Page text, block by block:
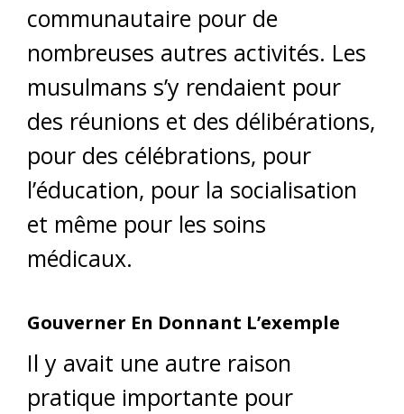
communautaire pour de
nombreuses autres activités. Les
musulmans s’y rendaient pour
des réunions et des délibérations,
pour des célébrations, pour
l’éducation, pour la socialisation
et même pour les soins
médicaux.
Gouverner En Donnant L’exemple
Il y avait une autre raison
pratique importante pour